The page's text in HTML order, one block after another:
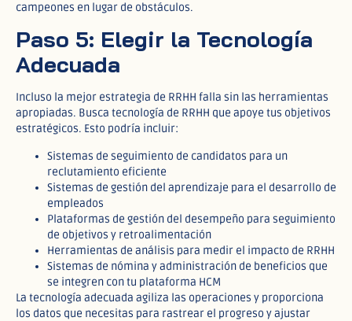
campeones en lugar de obstáculos.
Paso 5: Elegir la Tecnología
Adecuada
Incluso la mejor estrategia de RRHH falla sin las herramientas
apropiadas. Busca tecnología de RRHH que apoye tus objetivos
estratégicos. Esto podría incluir:
Sistemas de seguimiento de candidatos para un
reclutamiento eficiente
Sistemas de gestión del aprendizaje para el desarrollo de
empleados
Plataformas de gestión del desempeño para seguimiento
de objetivos y retroalimentación
Herramientas de análisis para medir el impacto de RRHH
Sistemas de nómina y administración de beneficios que
se integren con tu plataforma HCM
La tecnología adecuada agiliza las operaciones y proporciona
los datos que necesitas para rastrear el progreso y ajustar